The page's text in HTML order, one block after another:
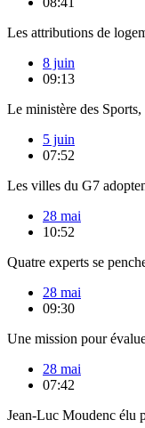
Les attributions de
8 juin
09:13
Le ministère des
5 juin
07:52
Les villes du G7
28 mai
10:52
Quatre experts se
28 mai
09:30
Une mission pour
28 mai
07:42
Jean-Luc Moudenc élu